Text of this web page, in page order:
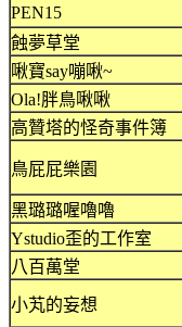
PEN15
蝕夢草堂
啾寶say嘣啾~
Ola!胖鳥啾啾
高贊塔的怪奇事件簿
鳥屁屁樂園
黑璐璐喔嚕嚕
Ystudio歪的工作室
八百萬堂
小芄的妄想